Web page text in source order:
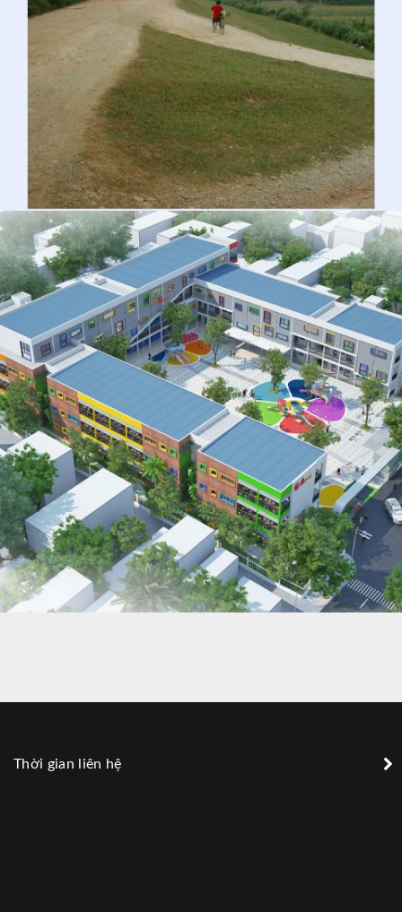
CẢI TẠO VÀ NÂNG CẤP ĐƯỜNG GIAO THÔNG
ĐÊ TẢ SÔNG HỒNG
Thời gian liên hệ